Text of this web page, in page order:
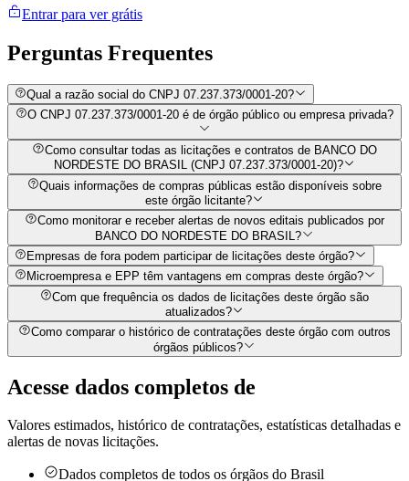
Entrar para ver grátis
Perguntas Frequentes
Qual a razão social do CNPJ 07.237.373/0001-20?
O CNPJ 07.237.373/0001-20 é de órgão público ou empresa privada?
Como consultar todas as licitações e contratos de BANCO DO
NORDESTE DO BRASIL (CNPJ 07.237.373/0001-20)?
Quais informações de compras públicas estão disponíveis sobre
este órgão licitante?
Como monitorar e receber alertas de novos editais publicados por
BANCO DO NORDESTE DO BRASIL?
Empresas de fora podem participar de licitações deste órgão?
Microempresa e EPP têm vantagens em compras deste órgão?
Com que frequência os dados de licitações deste órgão são
atualizados?
Como comparar o histórico de contratações deste órgão com outros
órgãos públicos?
Acesse dados completos de
Valores estimados, histórico de contratações, estatísticas detalhadas e
alertas de novas licitações.
Dados completos de todos os órgãos do Brasil